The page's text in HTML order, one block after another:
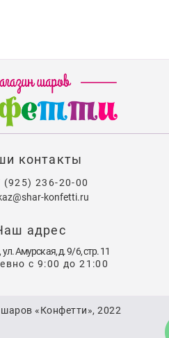
контакты
(925) 236-20-00
konfetti.ru
адрес
Амурская, д. 9/6, стр. 11
с 9:00 до 21:00
«Конфетти», 2022